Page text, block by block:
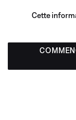
Cette